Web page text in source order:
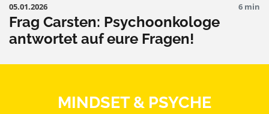
05.01.2026 6 min
Frag Carsten: Psychoonkologe
antwortet auf eure Fragen!
MINDSET & PSYCHE